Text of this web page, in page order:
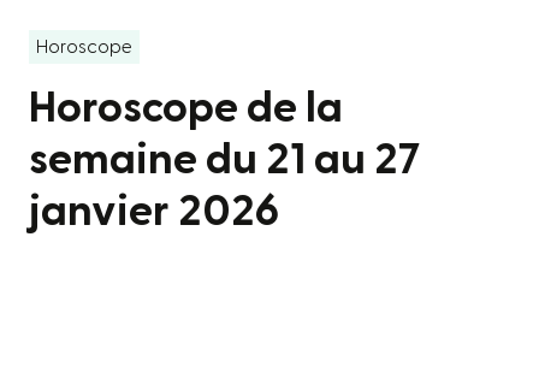
Horoscope
Horoscope de la
semaine du 21 au 27
janvier 2026